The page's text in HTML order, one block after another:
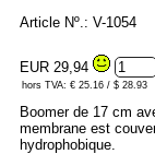
Article Nº.: V-1054
EUR 29,94
hors TVA: € 25.16 / $ 28.93
Boomer de 17 cm
membrane est
hydrophobique.